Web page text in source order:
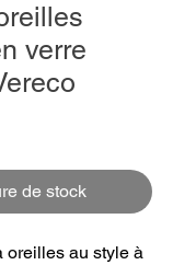
verre
de stock
oreilles au style à